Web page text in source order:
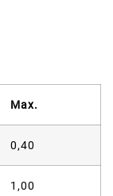
Max.
0,40
1,00